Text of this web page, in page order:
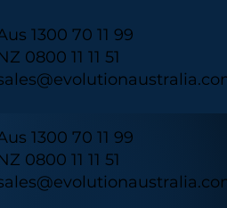
1300 70 11 99
0800 11 11 51
1300 70 11 99
0800 11 11 51